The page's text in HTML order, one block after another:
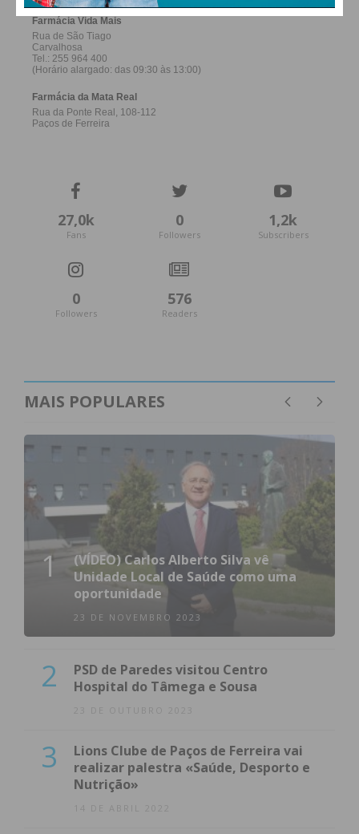
27,0k
Fans
0
Followers
1,2k
Subscribers
0
Followers
576
Readers
MAIS POPULARES
1
(VÍDEO) Carlos Alberto Silva vê
Unidade Local de Saúde como uma
oportunidade
23 DE NOVEMBRO 2023
2
PSD de Paredes visitou Centro
Hospital do Tâmega e Sousa
23 DE OUTUBRO 2023
3
Lions Clube de Paços de Ferreira vai
realizar palestra «Saúde, Desporto e
Nutrição»
14 DE ABRIL 2022